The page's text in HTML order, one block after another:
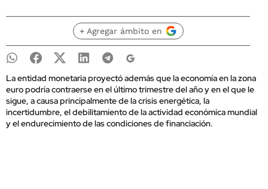
+ Agregar ámbito en
La entidad monetaria proyectó además que la economía en la zona
euro podría contraerse en el último trimestre del año y en el que le
sigue, a causa principalmente de la crisis energética, la
incertidumbre, el debilitamiento de la actividad económica mundial
y el endurecimiento de las condiciones de financiación.